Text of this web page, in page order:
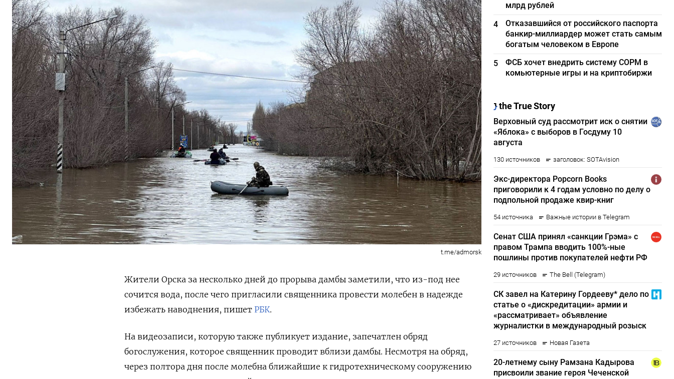
t.me/admorsk
Жители Орска за несколько дней до прорыва дамбы заметили, что из-под нее
сочится вода, после чего пригласили священника провести молебен в надежде
избежать наводнения, пишет РБК.
На видеозаписи, которую также публикует издание, запечатлен обряд
богослужения, которое священник проводит вблизи дамбы. Несмотря на обряд,
через полтора дня после молебна ближайшие к гидротехническому сооружению
млрд рублей
4
Отказавшийся от российского паспорта
банкир-миллиардер может стать самым
богатым человеком в Европе
5
ФСБ хочет внедрить систему СОРМ в
комьютерные игры и на криптобиржи